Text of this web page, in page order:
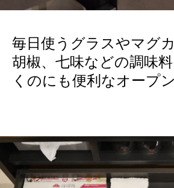
毎日使うグラスやマグ
胡椒、七味などの調味
くのにも便利なオープ